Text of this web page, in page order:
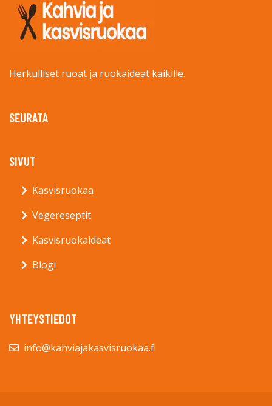
Herkulliset ruoat ja ruokaideat kaikille.
SEURATA
SIVUT
Kasvisruokaa
Vegereseptit
Kasvisruokaideat
Blogi
YHTEYSTIEDOT
info@kahviajakasvisruokaa.fi